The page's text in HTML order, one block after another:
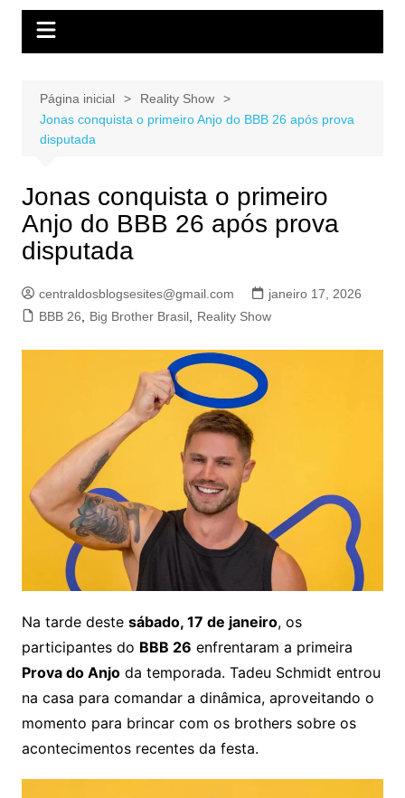
Página inicial
Reality Show
Jonas conquista o primeiro Anjo do BBB 26 após prova
disputada
Jonas conquista o primeiro
Anjo do BBB 26 após prova
disputada
centraldosblogsesites@gmail.com
janeiro 17, 2026
BBB 26
Big Brother Brasil, Reality Show
Na tarde deste sábado, 17 de janeiro, os
participantes do BBB 26 enfrentaram a primeira
Prova do Anjoda temporada. Tadeu Schmidt entrou
na casa para comandar a dinâmica, aproveitando o
momento para brincar com os brothers sobre os
acontecimentos recentes da festa.